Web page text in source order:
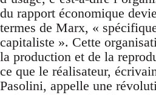
du rapport économique
termes de Marx, «
capitaliste ». Cette
la production et de la
ce que le réalisateur,
Pasolini, appelle une